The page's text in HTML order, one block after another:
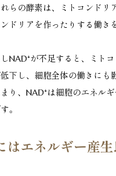
らの酵素は、ミトコンドリ
ドリアを作ったりする働き
NAD⁺が不足すると、ミト
下し、細胞全体の働きにも
り、NAD⁺は細胞のエネル
。
はエネルギー産